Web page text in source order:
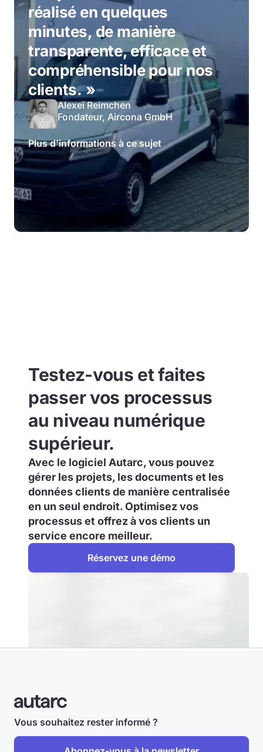
réalisé en quelques
minutes, de manière
transparente, efficace et
compréhensible pour nos
clients. »
Alexeï Reimchen
Fondateur, Aircona GmbH
Plus d'informations à ce sujet
Testez-vous et faites
passer vos processus
au niveau numérique
supérieur.
Avec le logiciel Autarc, vous pouvez
gérer les projets, les documents et les
données clients de manière centralisée
en un seul endroit. Optimisez vos
processus et offrez à vos clients un
service encore meilleur.
Réservez une démo
Vous souhaitez rester informé ?